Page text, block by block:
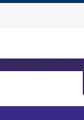
奇异果app官网下载